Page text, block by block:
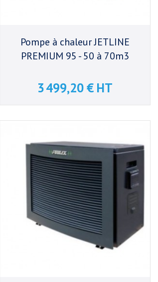
Pompe à chaleur JETLINE
PREMIUM 95 - 50 à 70m3
Prix
3 499,20 € HT